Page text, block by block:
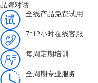
品牌对话
全线产品免费试用
7*12小时在线客服
每周定期培训
全周期专业服务